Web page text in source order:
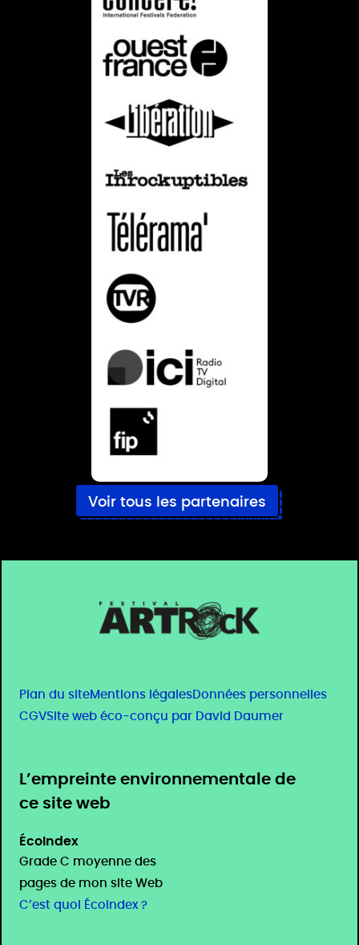
Voir tous les partenaires
Plan du siteMentions légalesDonnées personnelles
CGVSite web éco-conçu par David Daumer
L’empreinte environnementale de
ce site web
ÉcoIndex
Grade C moyenne des
pages de mon site Web
C’est quoi ÉcoIndex ?